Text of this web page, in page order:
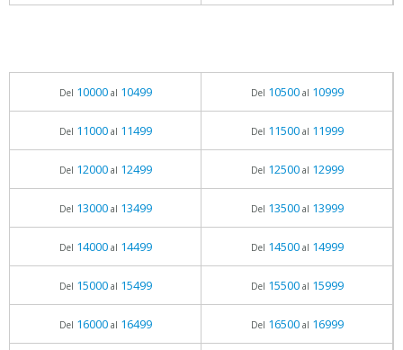
Del 10000al 10499 Del 10500al 10999
Del 11000al 11499 Del 11500al 11999
Del 12000al 12499 Del 12500al 12999
Del 13000al 13499 Del 13500al 13999
Del 14000al 14499 Del 14500al 14999
Del 15000al 15499 Del 15500al 15999
Del 16000al 16499 Del 16500al 16999